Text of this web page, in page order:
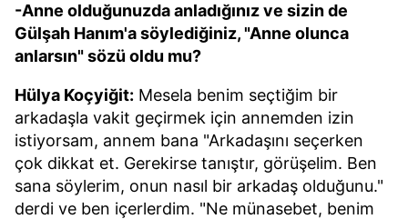
-Anne olduğunuzda anladığınız ve sizin de
Gülşah Hanım'a söylediğiniz, "Anne olunca
anlarsın" sözü oldu mu?
Hülya Koçyiğit: Mesela benim seçtiğim bir
arkadaşla vakit geçirmek için annemden izin
istiyorsam, annem bana "Arkadaşını seçerken
çok dikkat et. Gerekirse tanıştır, görüşelim. Ben
sana söylerim, onun nasıl bir arkadaş olduğunu."
derdi ve ben içerlerdim. "Ne münasebet, benim